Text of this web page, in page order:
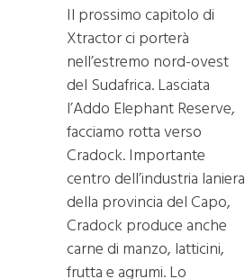
Il prossimo capitolo di
Xtractor ci porterà
nell’estremo nord-ovest
del Sudafrica. Lasciata
l’Addo Elephant Reserve,
facciamo rotta verso
Cradock. Importante
centro dell’industria laniera
della provincia del Capo,
Cradock produce anche
carne di manzo, latticini,
frutta e agrumi. Lo